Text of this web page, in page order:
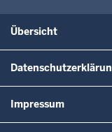
Übersicht
Impressum